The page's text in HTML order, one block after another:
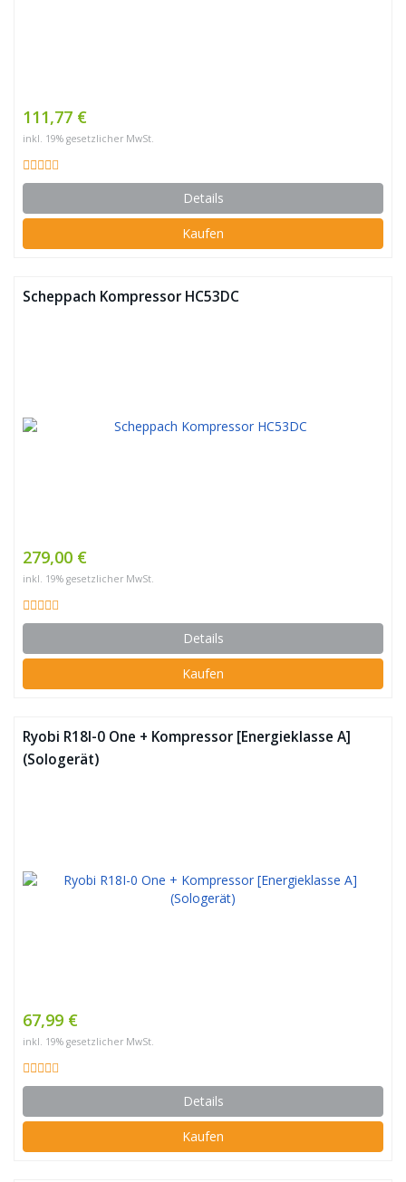
111,77 €
inkl. 19% gesetzlicher MwSt.
Details
Kaufen
Scheppach Kompressor HC53DC
279,00 €
inkl. 19% gesetzlicher MwSt.
Details
Kaufen
Ryobi R18I-0 One + Kompressor [Energieklasse A]
(Sologerät)
67,99 €
inkl. 19% gesetzlicher MwSt.
Details
Kaufen